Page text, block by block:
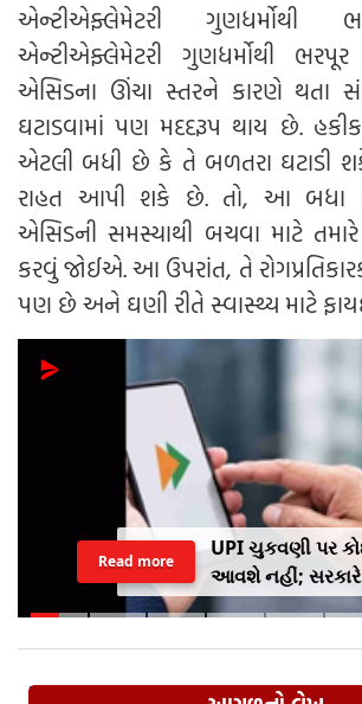
એન્ટીએફ્લેમેટરી ગુણધર્મોથી
એન્ટીએફ્લેમેટરી ગુણધર્મોથી
એસિડના ઊંચા સ્તરને કારણે થતા
ઘટાડવામાં પણ મદદરૂપ થાય છે.
એટલી બધી છે કે તે બળતરા ઘટાડી
રાહત આપી શકે છે. તો, આ બધા
એસિડની સમસ્યાથી બચવા માટે
કરવું જોઈએ. આ ઉપરાંત, તે
પણ છે અને ઘણી રીતે સ્વાસ્થ્ય માટે
UPI ચુકવણી પર
આવશે નહીં; સરકારે
અને વેપારીઓ માટે
Read more